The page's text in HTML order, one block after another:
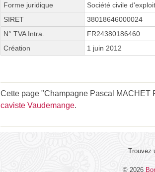
Forme juridique
Société civile
SIRET
38018646000024
N° TVA Intra.
FR24380186460
Création
1 juin 2012
Cette page "Champagne Pascal MACHET
caviste Vaudemange.
Trouvez
© 2026